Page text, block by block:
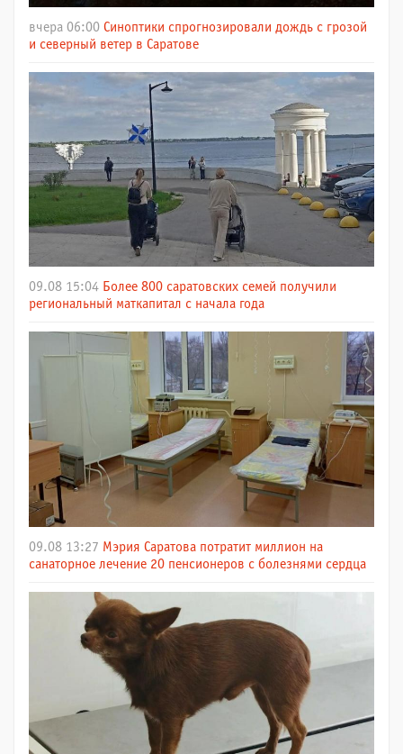
вчера 06:00 Синоптики спрогнозировали дождь с грозой
и северный ветер в Саратове
09.08 15:04 Более 800 саратовских семей получили
региональный маткапитал с начала года
09.08 13:27 Мэрия Саратова потратит миллион на
санаторное лечение 20 пенсионеров с болезнями сердца